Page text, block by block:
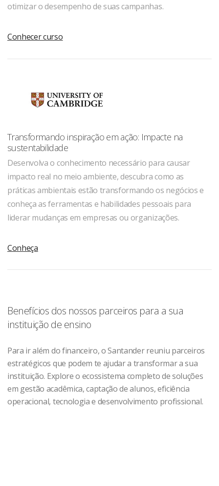
otimizar o desempenho de suas campanhas.
Conhecer curso
Transformando inspiração em ação: Impacte na
sustentabilidade
Desenvolva o conhecimento necessário para causar
impacto real no meio ambiente, descubra como as
práticas ambientais estão transformando os negócios e
conheça as ferramentas e habilidades pessoais para
liderar mudanças em empresas ou organizações.
Conheça
Benefícios dos nossos parceiros para a sua
instituição de ensino
Para ir além do financeiro, o Santander reuniu parceiros
estratégicos que podem te ajudar a transformar a sua
instituição. Explore o ecossistema completo de soluções
em gestão acadêmica, captação de alunos, eficiência
operacional, tecnologia e desenvolvimento profissional.